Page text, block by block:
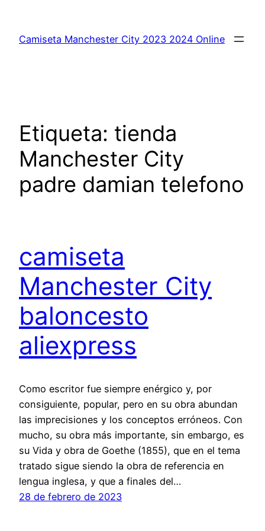
contenido
Camiseta Manchester City 2023 2024 Online
Etiqueta: tienda
Manchester City
padre damian telefono
camiseta
Manchester City
baloncesto
aliexpress
Como escritor fue siempre enérgico y, por
consiguiente, popular, pero en su obra abundan
las imprecisiones y los conceptos erróneos. Con
mucho, su obra más importante, sin embargo, es
su Vida y obra de Goethe (1855), que en el tema
tratado sigue siendo la obra de referencia en
lengua inglesa, y que a finales del…
28 de febrero de 2023